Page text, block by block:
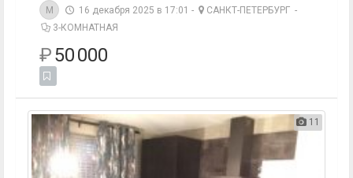
M 16 декабря 2025 в 17:01 - САНКТ-ПЕТЕРБУРГ -
3-КОМНАТНАЯ
₽50 000
11